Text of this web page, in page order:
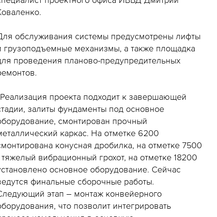
обслуживания системы предусмотрены лифты
грузоподъемные механизмы, а также площадка
проведения планово-предупредительных
проекта подходит к завершающей
залиты фундаменты под основное
смонтирован прочный
каркас. На отметке 6200
конусная дробилка, на отметке 7500
вибрационный грохот, на отметке 18200
основное оборудование. Сейчас
финальные сборочные работы.
этап – монтаж конвейерного
что позволит интегрировать